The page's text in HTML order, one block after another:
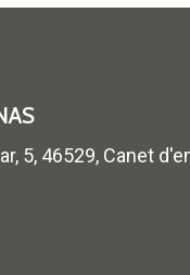
5, 46529, Canet